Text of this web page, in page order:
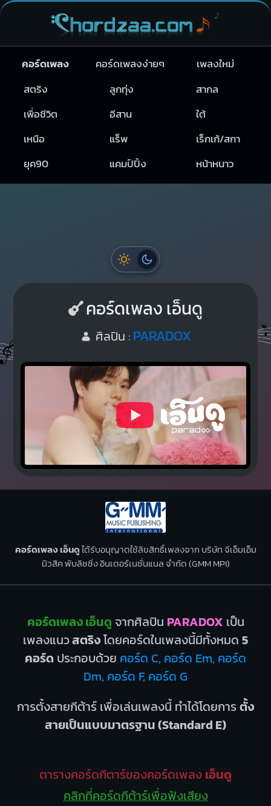
คอร์ดเพลง คอร์ดเพลงง่ายๆ
เพลงใหม่
สตริง
ลูกทุ่ง
สากล
เพื่อชีวิต
อีสาน
ใต้
เหนือ
แร็พ
เร็กเก้/สกา
ยุค90
แคมป์ปิ้ง หน้าหนาว
คอร์ดเพลง เอ็นดู
ศิลปิน : PARADOX
คอร์ดเพลง เอ็นดูได้รับอนุญาตใช้ลิขสิทธิ์เพลงจาก บริษัท จีเอ็มเอ็ม
มิวสิค พับลิชชิ่ง อินเตอร์เนชั่นแนล จำกัด (GMM MPI)
คอร์ดเพลง เอ็นดู จากศิลปิน PARADOX เป็น
เพลงแนวสตริงโดยคอร์ดในเพลงนี้มีทั้งหมด 5
คอร์ด ประกอบด้วย คอร์ด C, คอร์ด Em, คอร์ด
Dm, คอร์ด F, คอร์ด G
การตั้งสายกีต้าร์ เพื่อเล่นเพลงนี้ ทำได้โดยการตั้ง
สายเป็นแบบมาตรฐาน (Standard E)
ตารางคอร์ดกีตาร์ของคอร์ดเพลง เอ็นดู
คลิกที่คอร์ดกีต้าร์เพื่อฟังเสียง